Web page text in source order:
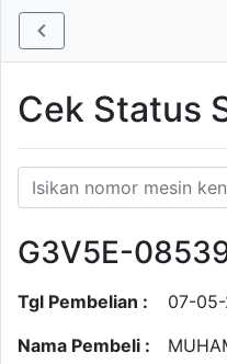
Cek Status
G3V5E-
Tgl Pembelian :
07-
Nama Pembeli :